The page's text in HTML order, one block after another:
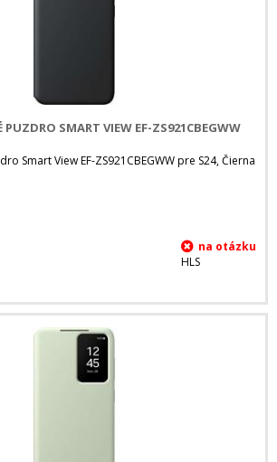
PUZDRO SMART VIEW EF-ZS921CBEGWW
Smart View EF-ZS921CBEGWW pre S24, Čierna
HLS